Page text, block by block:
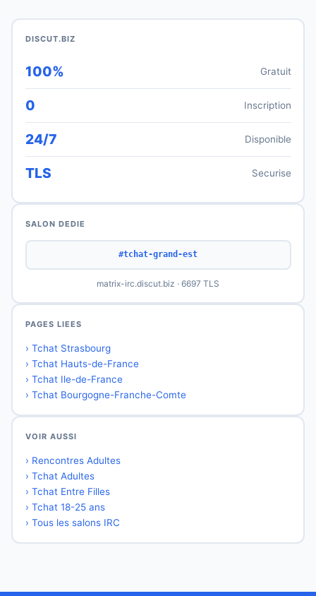
DISCUT.BIZ
100% Gratuit
0 Inscription
24/7 Disponible
TLS Securise
SALON DEDIE
#tchat-grand-est
matrix-irc.discut.biz · 6697 TLS
PAGES LIEES
› Tchat Strasbourg
› Tchat Hauts-de-France
› Tchat Ile-de-France
› Tchat Bourgogne-Franche-Comte
VOIR AUSSI
› Rencontres Adultes
› Tchat Adultes
› Tchat Entre Filles
› Tchat 18-25 ans
› Tous les salons IRC